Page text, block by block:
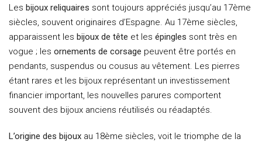
Les bijoux reliquaires sont toujours appréciés jusqu’au 17ème
siècles, souvent originaires d’Espagne. Au 17ème siècles,
apparaissent les bijoux de tête et les épingles sont très en
vogue ; les ornements de corsage peuvent être portés en
pendants, suspendus ou cousus au vêtement. Les pierres
étant rares et les bijoux représentant un investissement
financier important, les nouvelles parures comportent
souvent des bijoux anciens réutilisés ou réadaptés.
L’origine des bijoux au 18ème siècles, voit le triomphe de la